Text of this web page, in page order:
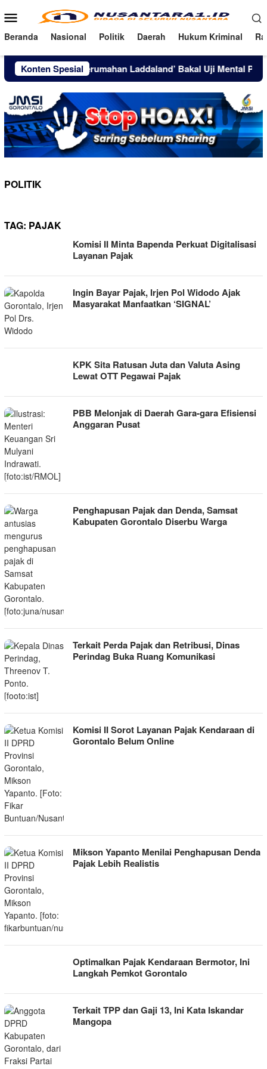
ke
konten
Menu
Mobile
Beranda Nasional Politik Daerah Hukum Kriminal
Konten Spesial
Film ‘Perumahan Laddaland’ Bakal Uji Mental Penonton
POLITIK
TAG: PAJAK
Komisi II Minta Bapenda Perkuat Digitalisasi
Layanan Pajak
Ingin Bayar Pajak, Irjen Pol Widodo Ajak
Masyarakat Manfaatkan ‘SIGNAL’
KPK Sita Ratusan Juta dan Valuta Asing
Lewat OTT Pegawai Pajak
PBB Melonjak di Daerah Gara-gara Efisiensi
Anggaran Pusat
Penghapusan Pajak dan Denda, Samsat
Kabupaten Gorontalo Diserbu Warga
Terkait Perda Pajak dan Retribusi, Dinas
Perindag Buka Ruang Komunikasi
Komisi II Sorot Layanan Pajak Kendaraan di
Gorontalo Belum Online
Mikson Yapanto Menilai Penghapusan Denda
Pajak Lebih Realistis
Optimalkan Pajak Kendaraan Bermotor, Ini
Langkah Pemkot Gorontalo
Terkait TPP dan Gaji 13, Ini Kata Iskandar
Mangopa